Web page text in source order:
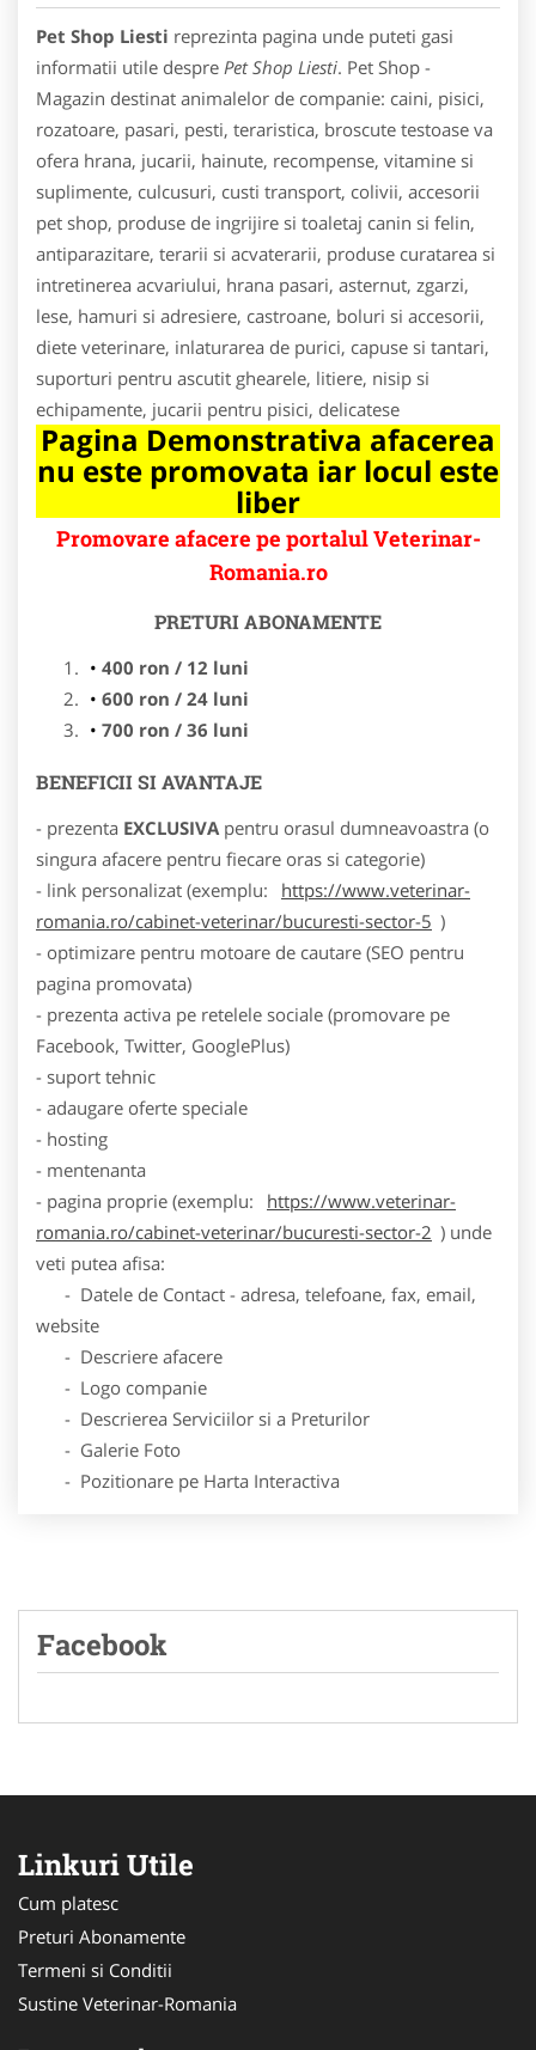
Pet Shop Liesti reprezinta pagina unde puteti gasi
informatii utile despre Pet Shop Liesti. Pet Shop -
Magazin destinat animalelor de companie: caini, pisici,
rozatoare, pasari, pesti, teraristica, broscute testoase va
ofera hrana, jucarii, hainute, recompense, vitamine si
suplimente, culcusuri, custi transport, colivii, accesorii
pet shop, produse de ingrijire si toaletaj canin si felin,
antiparazitare, terarii si acvaterarii, produse curatarea si
intretinerea acvariului, hrana pasari, asternut, zgarzi,
lese, hamuri si adresiere, castroane, boluri si accesorii,
diete veterinare, inlaturarea de purici, capuse si tantari,
suporturi pentru ascutit ghearele, litiere, nisip si
echipamente, jucarii pentru pisici, delicatese
Pagina Demonstrativa afacerea
nu este promovata iar locul este
liber
Promovare afacere pe portalul Veterinar-
Romania.ro
PRETURI ABONAMENTE
400 ron / 12 luni
600 ron / 24 luni
700 ron / 36 luni
BENEFICII SI AVANTAJE
- prezenta EXCLUSIVA pentru orasul dumneavoastra (o
singura afacere pentru fiecare oras si categorie)
- link personalizat (exemplu:
https://www.veterinar-
romania.ro/cabinet-veterinar/bucuresti-sector-5 )
- optimizare pentru motoare de cautare (SEO pentru
pagina promovata)
- prezenta activa pe retelele sociale (promovare pe
Facebook, Twitter, GooglePlus)
- suport tehnic
- adaugare oferte speciale
- hosting
- mentenanta
- pagina proprie (exemplu:
https://www.veterinar-
romania.ro/cabinet-veterinar/bucuresti-sector-2 ) unde
veti putea afisa:
- Datele de Contact - adresa, telefoane, fax, email,
website
- Descriere afacere
- Logo companie
- Descrierea Serviciilor si a Preturilor
- Galerie Foto
- Pozitionare pe Harta Interactiva
Facebook
Linkuri Utile
Cum platesc
Preturi Abonamente
Termeni si Conditii
Sustine Veterinar-Romania